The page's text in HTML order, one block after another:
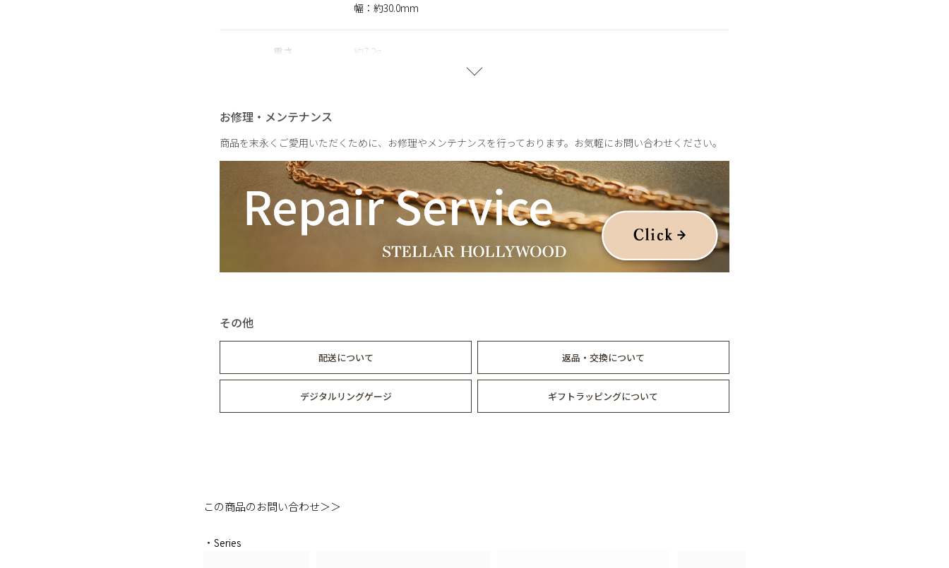
幅：約30.0mm
重さ 約7.2g
お修理・メンテナンス
商品を末永くご愛用いただくために、お修理やメンテナンスを行っております。お気軽にお問い合わせください。
その他
配送について 返品・交換について
デジタルリングゲージ ギフトラッピングについて
この商品のお問い合わせ＞＞
・Series